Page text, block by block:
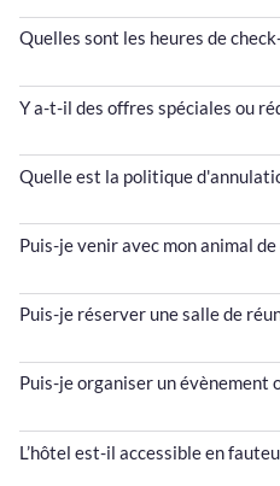
Quelles sont les heures de
Y a-t-il des offres spéciales ou
Quelle est la politique
Puis-je venir avec mon animal de
Puis-je réserver une salle de
Puis-je organiser un évènement
L’hôtel est-il accessible en